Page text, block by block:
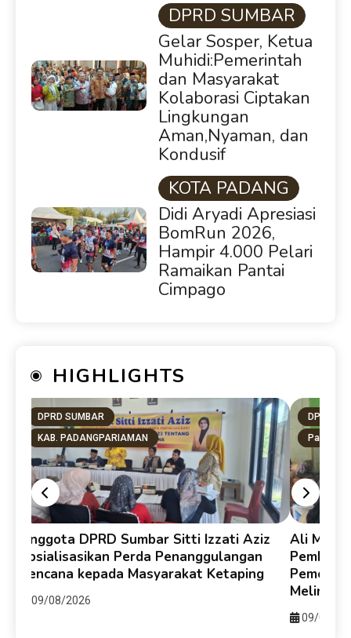
DPRD SUMBAR
Gelar Sosper, Ketua
Muhidi:Pemerintah
dan Masyarakat
Kolaborasi Ciptakan
Lingkungan
Aman,Nyaman, dan
Kondusif
KOTA PADANG
Didi Aryadi Apresiasi
BomRun 2026,
Hampir 4.000 Pelari
Ramaikan Pantai
Cimpago
HIGHLIGHTS
DPRD SUMBAR
KAB. PADANGPARIAMAN
Anggota DPRD Sumbar Sitti Izzati Aziz
Sosialisasikan Perda Penanggulangan
Bencana kepada Masyarakat Ketaping
09/08/2026
DPRD
Ali Muda
09/08/